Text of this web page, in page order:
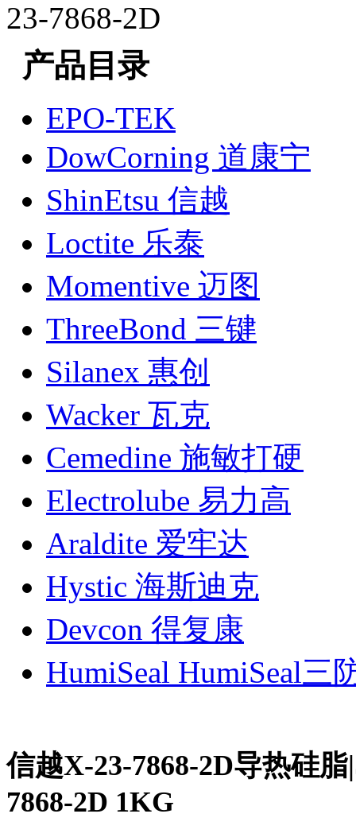
23-7868-2D
产品目录
EPO-TEK
DowCorning 道康宁
ShinEtsu 信越
Loctite 乐泰
Momentive 迈图
ThreeBond 三键
Silanex 惠创
Wacker 瓦克
Cemedine 施敏打硬
Electrolube 易力高
Araldite 爱牢达
Hystic 海斯迪克
Devcon 得复康
HumiSeal HumiSeal三
信越X-23-7868-2D导热硅
7868-2D 1KG